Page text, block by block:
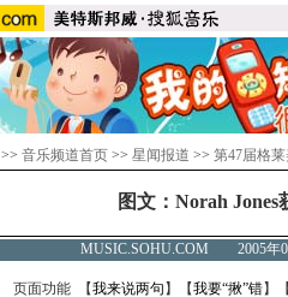
>> 音乐频道首页 >> 星闻报道 >> 第47届格
图文：Norah
MUSIC.SOHU.COM 2005
页面功能 【我来说两句 】【我要“揪”错】【